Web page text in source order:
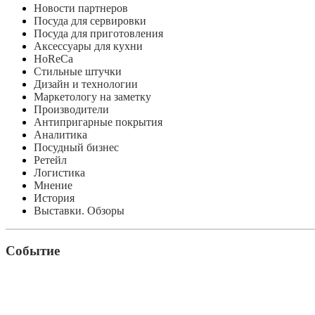
Новости партнеров
Посуда для сервировки
Посуда для приготовления
Аксессуары для кухни
HoReCa
Стильные штучки
Дизайн и технологии
Маркетологу на заметку
Производители
Антипригарные покрытия
Аналитика
Посудный бизнес
Ретейл
Логистика
Мнение
История
Выставки. Обзоры
Событие